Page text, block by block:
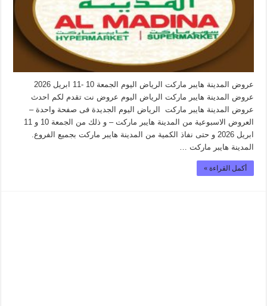
عروض المدينة هايبر ماركت الرياض اليوم الجمعة 10 -11 ابريل 2026
عروض المدينة هايبر ماركت الرياض اليوم عروض نت تقدم لكم احدث
عروض المدينة هايبر ماركت الرياض اليوم الجديدة فى صفحة واحدة –
العروض الاسبوعية من المدينة هايبر ماركت – و ذلك من الجمعة 10 و 11
ابريل 2026 و حتى نفاذ الكمية من المدينة هايبر ماركت بجميع الفروع.
المدينة هايبر ماركت …
أكمل القراءة »